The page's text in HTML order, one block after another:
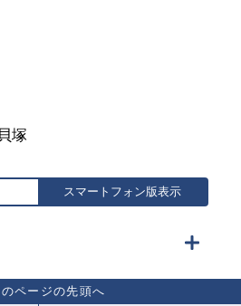
塚
スマートフォン版表示
ページの先頭へ